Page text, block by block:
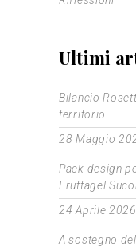
Ultimi
Bilancio
territorio
28 Maggio
Pack design
Fruttagel
24 Aprile 2026
A sostegno